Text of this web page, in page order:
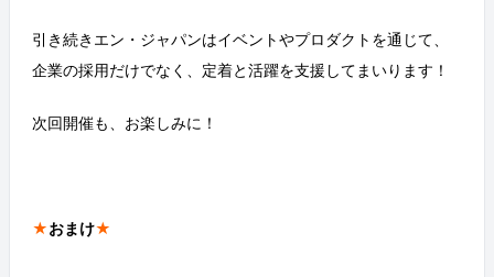
引き続きエン・ジャパンはイベントやプロダクトを通じて、
企業の採用だけでなく、定着と活躍を支援してまいります！
次回開催も、お楽しみに！
★おまけ★